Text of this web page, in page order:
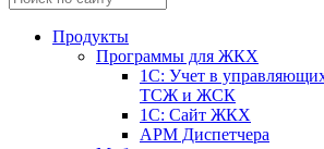
Продукты
Программы для ЖКХ
1С: Учет в
ТСЖ и ЖСК
1С: Сайт ЖКХ
АРМ Диспетчера